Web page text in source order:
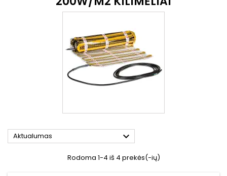
Aktualumas 
Rodoma 1-4 iš 4 prekės(-ių)